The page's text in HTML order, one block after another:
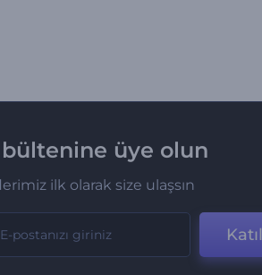
üye olun
ilk olarak size ulaşsın
Katıl